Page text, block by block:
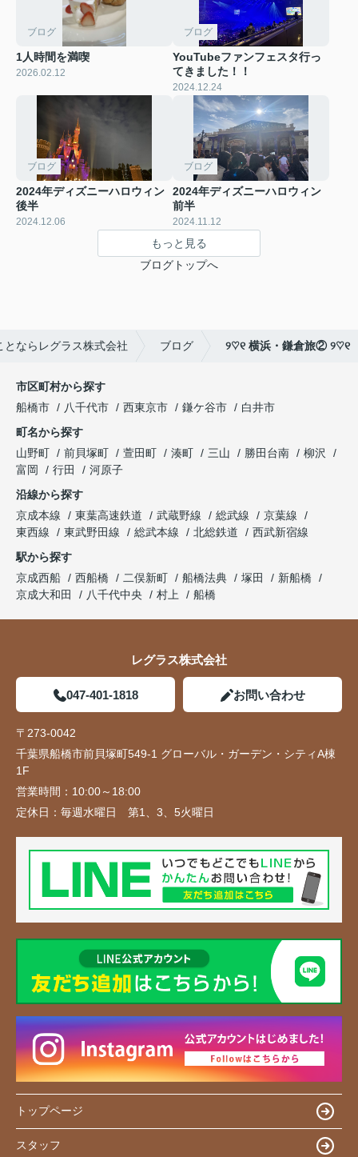
ブログ
1人時間を満喫
2026.02.12
ブログ
YouTubeファンフェスタ行っ
てきました！！
2024.12.24
ブログ
2024年ディズニーハロウィン
後半
2024.12.06
ブログ
2024年ディズニーハロウィン
前半
2024.11.12
もっと見る
ブログトップへ
ならレグラス株式会社 ブログ ୨♡୧ 横浜・鎌倉旅② ୨♡୧
市区町村から探す
船橋市
八千代市 西東京市 鎌ケ谷市
白井市
町名から探す
山野町
前貝塚町 萱田町 湊町 三山 勝田台南
柳沢
富岡
行田
河原子
沿線から探す
京成本線
東葉高速鉄道 武蔵野線 総武線
京葉線
東西線
東武野田線 総武本線 北総鉄道
西武新宿線
駅から探す
京成西船
西船橋 二俣新町 船橋法典 塚田
新船橋
京成大和田
八千代中央 村上 船橋
レグラス株式会社
047-401-1818 お問い合わせ
〒273-0042
千葉県船橋市前貝塚町549-1 グローバル・ガーデン・シティA棟
1F
営業時間： 10:00～18:00
定休日： 毎週水曜日 第1、3、5火曜日
トップページ
スタッフ